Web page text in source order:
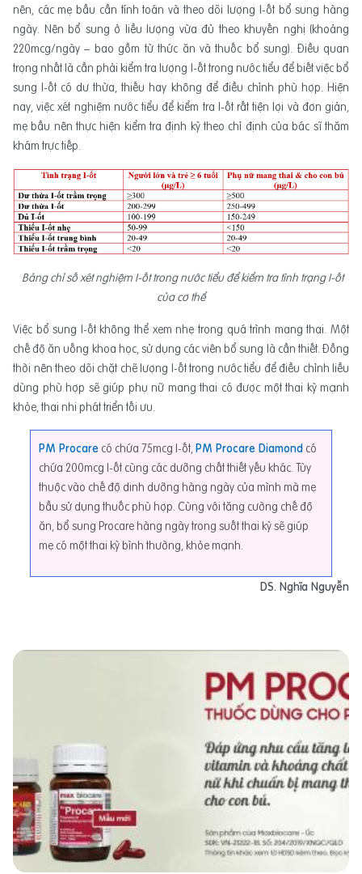
nên, các mẹ bầu cần tính toán và theo dõi lượng I-ốt bổ sung hàng
ngày. Nên bổ sung ở liều lượng vừa đủ theo khuyến nghị (khoảng
220mcg/ngày – bao gồm từ thức ăn và thuốc bổ sung). Điều quan
trọng nhất là cần phải kiểm tra lượng I-ốt trong nước tiểu để biết việc bổ
sung I-ốt có dư thừa, thiếu hay không để điều chỉnh phù hợp. Hiện
nay, việc xét nghiệm nước tiểu để kiểm tra I-ốt rất tiện lợi và đơn giản,
mẹ bầu nên thực hiện kiểm tra định kỳ theo chỉ định của bác sĩ thăm
khám trực tiếp.
Bảng chỉ số xét nghiệm I-ốt trong nước tiểu để kiểm tra tình trạng I-ốt
của cơ thể
Việc bổ sung I-ốt không thể xem nhẹ trong quá trình mang thai. Một
chế độ ăn uống khoa học, sử dụng các viên bổ sung là cần thiết. Đồng
thời nên theo dõi chặt chẽ lượng I-ốt trong nước tiểu để điều chỉnh liều
dùng phù hợp sẽ giúp phụ nữ mang thai có được một thai kỳ mạnh
khỏe, thai nhi phát triển tối ưu.
PM Procare có chứa 75mcg I-ốt,PM Procare Diamondcó
chứa 200mcg I-ốt cùng các dưỡng chất thiết yếu khác. Tùy
thuộc vào chế độ dinh dưỡng hàng ngày của mình mà mẹ
bầu sử dụng thuốc phù hợp. Cùng với tăng cường chế độ
ăn, bổ sung Procare hàng ngày trong suốt thai kỳ sẽ giúp
mẹ có một thai kỳ bình thường, khỏe mạnh.
DS. Nghĩa Nguyễn